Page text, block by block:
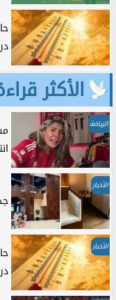
الأكثر
الرياضة
الأخبار
الأخبار